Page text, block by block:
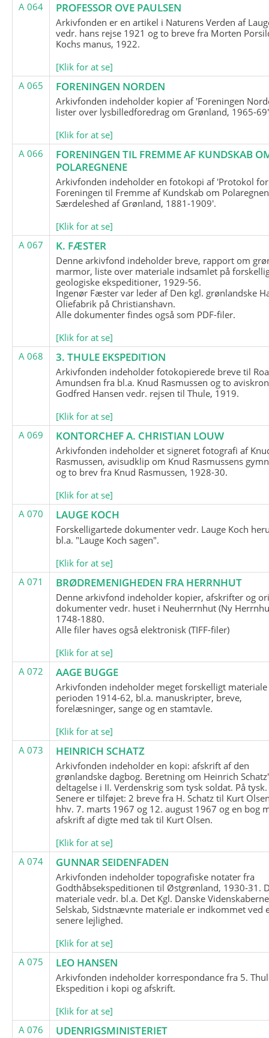
A 064 PROFESSOR OVE PAULSEN
Arkivfonden er en artikel i Naturens Verden af
vedr. hans rejse 1921 og to breve fra Morten
Kochs manus, 1922.
[Klik for at se]
A 065
FORENINGEN NORDEN
Arkivfonden indeholder kopier af 'Foreningen
lister over lysbilledforedrag om Grønland, 1965-
[Klik for at se]
A 066
FORENINGEN TIL FREMME AF KUNDSKAB
POLAREGNENE
Arkivfonden indeholder en fotokopi af 'Protokol for
Foreningen til Fremme af Kundskab om
Særdeleshed af Grønland, 1881-1909'.
[Klik for at se]
A 067
K. FÆSTER
Denne arkivfond indeholder breve, rapport om
marmor, liste over materiale indsamlet på
geologiske ekspeditioner, 1929-56.
Ingenør Fæster var leder af Den kgl. grønlandske
Oliefabrik på Christianshavn.
Alle dokumenter findes også som PDF-filer.
[Klik for at se]
A 068
3. THULE EKSPEDITION
Arkivfonden indeholder fotokopierede breve til
Amundsen fra bl.a. Knud Rasmussen og to
Godfred Hansen vedr. rejsen til Thule, 1919.
[Klik for at se]
A 069
KONTORCHEF A. CHRISTIAN LOUW
Arkivfonden indeholder et signeret fotografi af
Rasmussen, avisudklip om Knud Rasmussens
og to brev fra Knud Rasmussen, 1928-30.
[Klik for at se]
A 070
LAUGE KOCH
Forskelligartede dokumenter vedr. Lauge Koch
bl.a. "Lauge Koch sagen".
[Klik for at se]
A 071
BRØDREMENIGHEDEN FRA HERRNHUT
Denne arkivfond indeholder kopier, afskrifter og
dokumenter vedr. huset i Neuherrnhut (Ny
1748-1880.
Alle filer haves også elektronisk (TIFF-filer)
[Klik for at se]
A 072
AAGE BUGGE
Arkivfonden indeholder meget forskelligt
perioden 1914-62, bl.a. manuskripter, breve,
forelæsninger, sange og en stamtavle.
[Klik for at se]
A 073
HEINRICH SCHATZ
Arkivfonden indeholder en kopi: afskrift af den
grønlandske dagbog. Beretning om Heinrich Schatz'
deltagelse i II. Verdenskrig som tysk soldat. På tysk.
Senere er tilføjet: 2 breve fra H. Schatz til Kurt
hhv. 7. marts 1967 og 12. august 1967 og en bog
afskrift af digte med tak til Kurt Olsen.
[Klik for at se]
A 074
GUNNAR SEIDENFADEN
Arkivfonden indeholder topografiske notater fra
Godthåbsekspeditionen til Østgrønland, 1930-31.
materiale vedr. bl.a. Det Kgl. Danske
Selskab, Sidstnævnte materiale er indkommet ved
senere lejlighed.
[Klik for at se]
A 075
LEO HANSEN
Arkivfonden indeholder korrespondance fra 5.
Ekspedition i kopi og afskrift.
[Klik for at se]
A 076
UDENRIGSMINISTERIET